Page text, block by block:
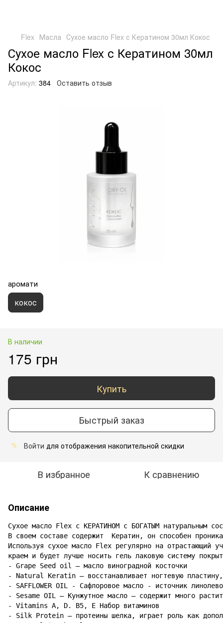
Flex Масла Сухое масло Flex с Кератином 30мл Кокос
Сухое масло Flex с Кератином 30мл
Кокос
Артикул: 384 Оставить отзыв
аромати
кокос
В наличии
175 грн
Купить
Быстрый заказ
% Войти для отображения накопительной скидки
В избранное К сравнению
Описание
Сухое масло Flex с КЕРАТИНОМ с БОГАТЫМ натуральным
В своем составе содержит  Кератин, он способен
Используя сухое масло Flex регулярно на отрастающий
краем и будет лучше носить гель лаковую систему
- Grape Seed oil – масло виноградной косточки
- Natural Keratin – восстанавливает ногтевую
- SAFFLOWER OIL - Сафлоровое масло - источник
- Sesame OIL – Кунжутное масло – содержит много
- Vitamins A, D. B5, E Набор витаминов
- Silk Protein – протеины шелка, играет роль как